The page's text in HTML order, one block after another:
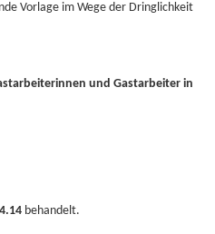
Vorlage im Wege der Dringlichkeit
und Gastarbeiter in
behandelt.